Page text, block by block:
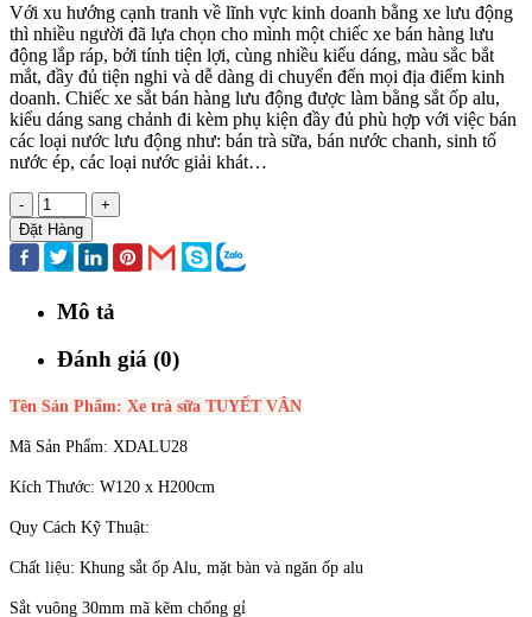
Với xu hướng cạnh tranh về lĩnh vực kinh doanh bằng xe lưu động
thì nhiều người đã lựa chọn cho mình một chiếc xe bán hàng lưu
động lắp ráp, bởi tính tiện lợi, cùng nhiều kiểu dáng, màu sắc bắt
mắt, đầy đủ tiện nghi và dễ dàng di chuyển đến mọi địa điểm kinh
doanh. Chiếc xe sắt bán hàng lưu động được làm bằng sắt ốp alu,
kiểu dáng sang chảnh đi kèm phụ kiện đầy đủ phù hợp với việc bán
các loại nước lưu động như: bán trà sữa, bán nước chanh, sinh tố
nước ép, các loại nước giải khát…
-
+
Đặt Hàng
Mô tả
Đánh giá (0)
Tên Sản Phẩm: Xe trà sữa TUYẾT VÂN
Mã Sản Phẩm: XDALU28
Kích Thước: W120 x H200cm
Quy Cách Kỹ Thuật:
Chất liệu: Khung sắt ốp Alu, mặt bàn và ngăn ốp alu
Sắt vuông 30mm mã kẽm chống gỉ